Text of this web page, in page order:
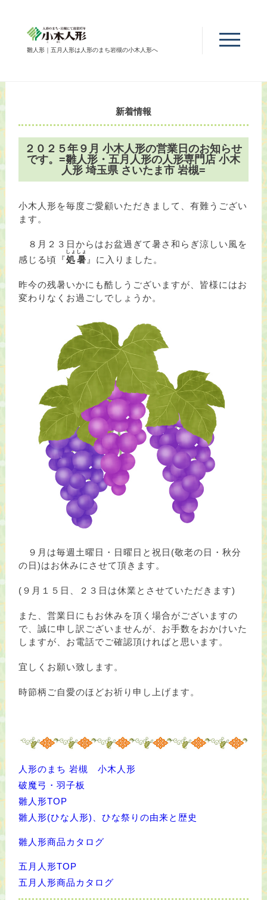
雛人形｜五月人形は人形のまち岩槻の小木人形へ
新着情報
２０２５年９月 小木人形の営業日のお知らせ
です。=雛人形・五月人形の人形専門店 小木
人形 埼玉県 さいたま市 岩槻=
小木人形を毎度ご愛顧いただきまして、有難うござい
ます。
８月２３日からはお盆過ぎて暑さ和らぎ涼しい風を
感じる頃『処暑
しょしょ
』に入りました。
昨今の残暑いかにも酷しうございますが、皆様にはお
変わりなくお過ごしでしょうか。
９月は毎週土曜日・日曜日と祝日(敬老の日・秋分
の日)はお休みにさせて頂きます。
(９月１５日、２３日は休業とさせていただきます)
また、営業日にもお休みを頂く場合がございますの
で、誠に申し訳ございませんが、 お手数をおかけいた
しますが、お電話でご確認頂ければと思います。
宜しくお願い致します。
時節柄ご自愛のほどお祈り申し上げます。
人形のまち 岩槻 小木人形
破魔弓・羽子板
雛人形TOP
雛人形(ひな人形)、ひな祭りの由来と歴史
雛人形商品カタログ
五月人形TOP
五月人形商品カタログ